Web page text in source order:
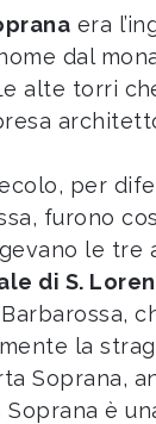
era
dal
alte torri
per
furono
le tre
di S.
la
Soprana,
Soprana è